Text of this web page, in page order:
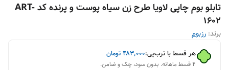
تابلو بوم چاپی لاویا طرح زن سیاه پوست و پرنده کد ART-
1602
برند: رزبوم
هر قسط با ترب‌پی:۴۸۳٬۰۰۰تومان
۴ قسط ماهانه. بدون سود، چک و ضامن.